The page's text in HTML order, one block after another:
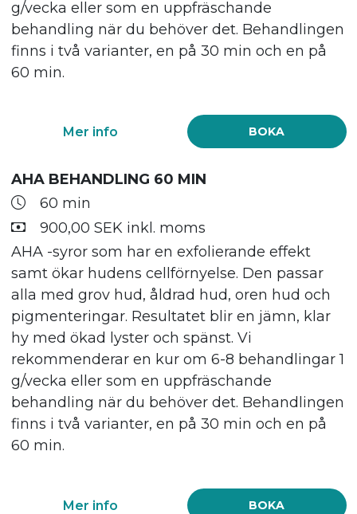
g/vecka eller som en uppfräschande
behandling när du behöver det. Behandlingen
finns i två varianter, en på 30 min och en på
60 min.
BOKA
Mer info
AHA BEHANDLING 60 MIN
60 min
900,00 SEK inkl. moms
AHA -syror som har en exfolierande effekt
samt ökar hudens cellförnyelse. Den passar
alla med grov hud, åldrad hud, oren hud och
pigmenteringar. Resultatet blir en jämn, klar
hy med ökad lyster och spänst. Vi
rekommenderar en kur om 6-8 behandlingar 1
g/vecka eller som en uppfräschande
behandling när du behöver det. Behandlingen
finns i två varianter, en på 30 min och en på
60 min.
BOKA
Mer info